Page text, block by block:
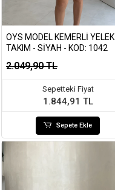
OYS MODEL KEMERLI YELEK
TAKIM - SIYAH - KOD: 1042
2.049,90 TL
Sepetteki Fiyat
1.844,91 TL
Sepete Ekle